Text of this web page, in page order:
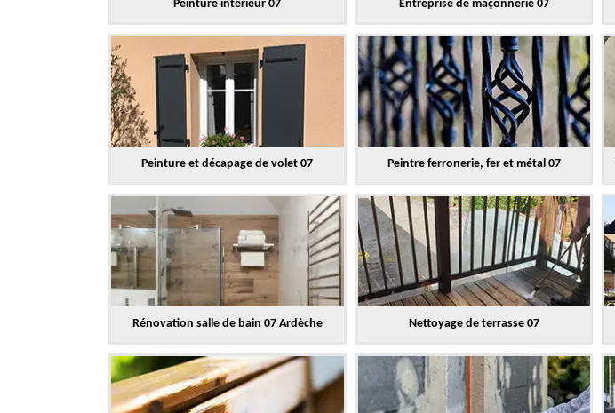
Peinture intérieur 07 Entreprise de maçonnerie 07
Peinture et décapage de volet 07 Peintre ferronerie, fer et métal 07
Rénovation salle de bain 07 Ardèche Nettoyage de terrasse 07